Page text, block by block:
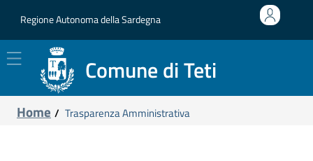
Homepage
cittadini e imprese
trasparenza
altri enti
Regione Autonoma della Sardegna
Comune di Teti
Home Trasparenza Amministrativa